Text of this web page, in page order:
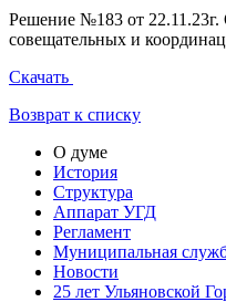
Решение №183 от 22.11.23г.
совещательных и
Скачать
Возврат к списку
О думе
История
Структура
Аппарат УГД
Регламент
Муниципальная
Новости
25 лет Ульяновской